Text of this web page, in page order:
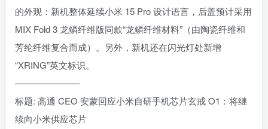
的外观：新机整体延续小米 15 Pro 设计语言，后盖预计采用
MIX Fold 3 龙鳞纤维版同款“龙鳞纤维材料”（由陶瓷纤维和
芳纶纤维复合而成）。另外，新机还在闪光灯处新增
“XRING”英文标识。
———————-
标题: 高通 CEO 安蒙回应小米自研手机芯片玄戒 O1：将继
续向小米供应芯片